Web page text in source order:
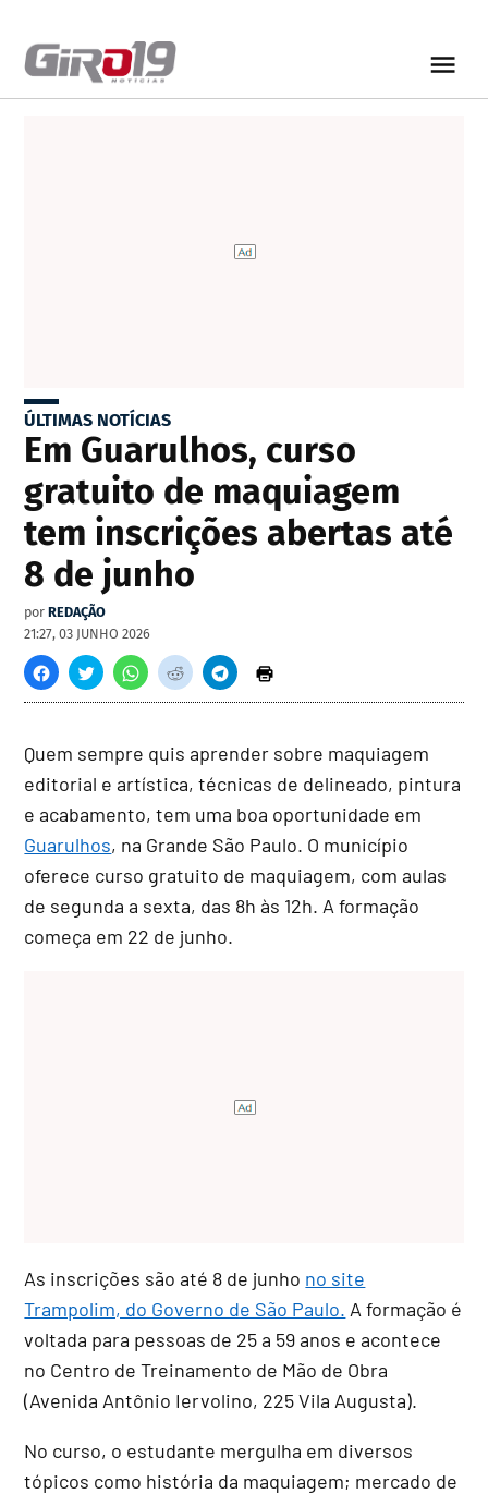
ÚLTIMAS NOTÍCIAS
Em Guarulhos, curso
gratuito de maquiagem
tem inscrições abertas até
8 de junho
por REDAÇÃO
21:27, 03 JUNHO 2026
Quem sempre quis aprender sobre maquiagem
editorial e artística, técnicas de delineado, pintura
e acabamento, tem uma boa oportunidade em
Guarulhos, na Grande São Paulo. O município
oferece curso gratuito de maquiagem, com aulas
de segunda a sexta, das 8h às 12h. A formação
começa em 22 de junho.
As inscrições são até 8 de junho no site
Trampolim, do Governo de São Paulo. A formação é
voltada para pessoas de 25 a 59 anos e acontece
no Centro de Treinamento de Mão de Obra
(Avenida Antônio Iervolino, 225 Vila Augusta).
No curso, o estudante mergulha em diversos
tópicos como história da maquiagem; mercado de